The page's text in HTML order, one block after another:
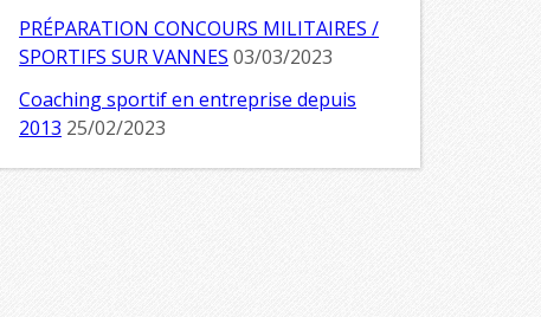
PRÉPARATION CONCOURS MILITAIRES /
SPORTIFS SUR VANNES 03/03/2023
Coaching sportif en entreprise depuis
2013 25/02/2023